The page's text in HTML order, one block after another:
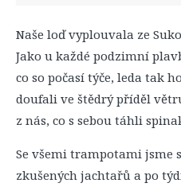
Naše loď vyplouvala ze
Jako u každé podzimní
co so počasí týče, leda tak
doufali ve štědrý příděl
z nás, co s sebou táhli
Se všemi trampotami jsme
zkušených jachtařů a po